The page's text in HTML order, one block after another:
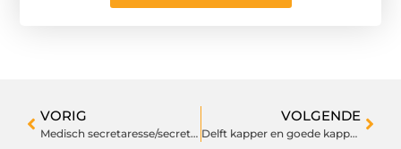
VORIG
Medisch secretaresse/secretaris
VOLGENDE
Delft kapper en goede kapper delft